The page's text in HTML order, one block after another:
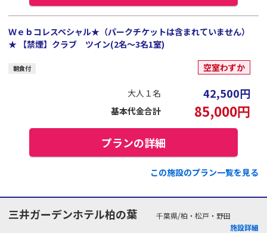
Ｗｅｂコレスペシャル★（パークチケットは含まれていません）
★ 【禁煙】クラブ ツイン(2名～3名1室)
朝食付 空室わずか
大人１名 42,500円
基本代金合計 85,000円
プランの詳細
この施設のプラン一覧を見る
三井ガーデンホテル柏の葉
千葉県/柏・松戸・野田
施設詳細